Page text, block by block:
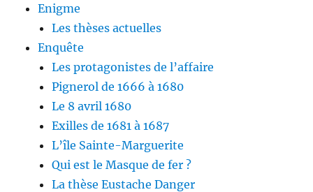
Enigme
Les thèses actuelles
Enquête
Les protagonistes de l’affaire
Pignerol de 1666 à 1680
Le 8 avril 1680
Exilles de 1681 à 1687
L’île Sainte-Marguerite
Qui est le Masque de fer ?
La thèse Eustache Danger